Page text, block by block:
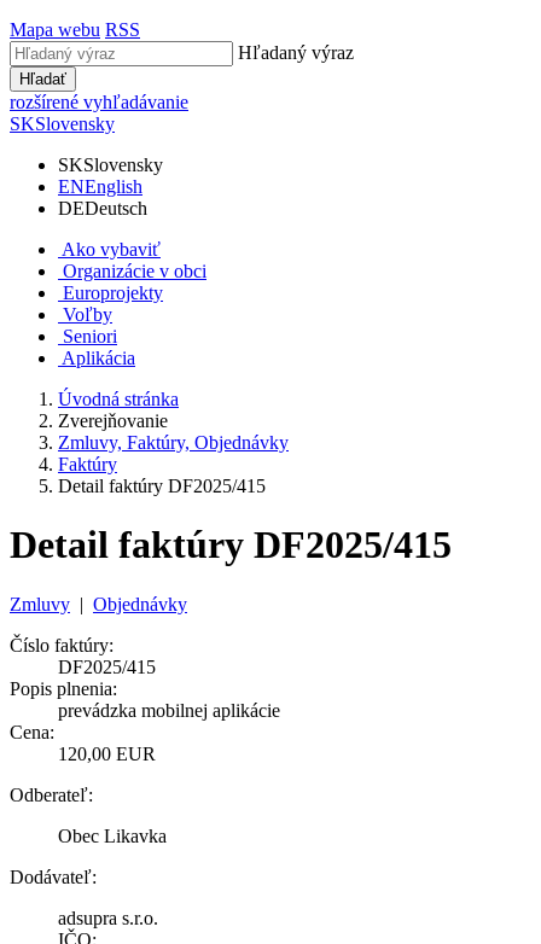
Mapa webu RSS
Hľadaný výraz
Hľadať
rozšírené vyhľadávanie
SKSlovensky
SKSlovensky
ENEnglish
DEDeutsch
Ako vybaviť
Organizácie v obci
Europrojekty
Voľby
Seniori
Aplikácia
Úvodná stránka
Zverejňovanie
Zmluvy, Faktúry, Objednávky
Faktúry
Detail faktúry DF2025/415
Detail faktúry DF2025/415
Zmluvy | Objednávky
Číslo faktúry:
DF2025/415
Popis plnenia:
prevádzka mobilnej aplikácie
Cena:
120,00 EUR
Odberateľ:
Obec Likavka
Dodávateľ:
adsupra s.r.o.
IČO: